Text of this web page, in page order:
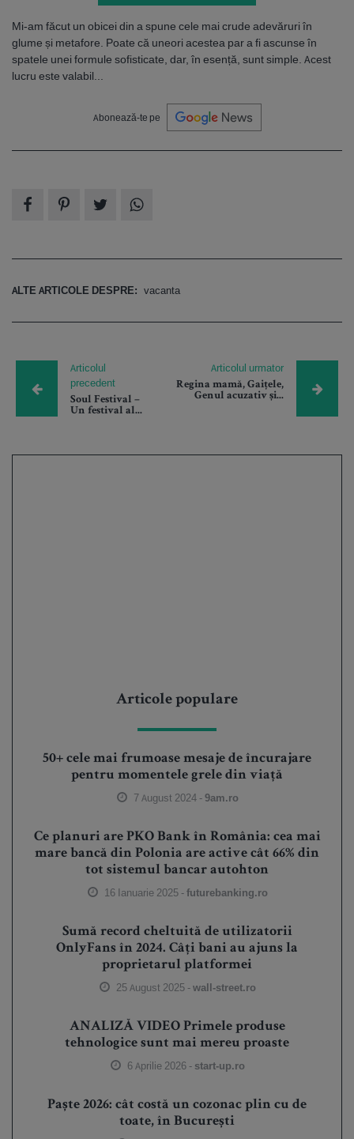
Mi-am făcut un obicei din a spune cele mai crude adevăruri în
glume și metafore. Poate că uneori acestea par a fi ascunse în
spatele unei formule sofisticate, dar, în esență, sunt simple. Acest
lucru este valabil...
Abonează-te pe
ALTE ARTICOLE DESPRE: vacanta
Articolul
precedent
Soul Festival –
Un festival al...
Articolul urmator
Regina mamă, Gaițele,
Genul acuzativ și...
Articole populare
50+ cele mai frumoase mesaje de încurajare
pentru momentele grele din viață
7 August 2024 -9am.ro
Ce planuri are PKO Bank în România: cea mai
mare bancă din Polonia are active cât 66% din
tot sistemul bancar autohton
16 Ianuarie 2025 -futurebanking.ro
Sumă record cheltuită de utilizatorii
OnlyFans în 2024. Câți bani au ajuns la
proprietarul platformei
25 August 2025 -wall-street.ro
ANALIZĂ VIDEO Primele produse
tehnologice sunt mai mereu proaste
6 Aprilie 2026 - start-up.ro
Paște 2026: cât costă un cozonac plin cu de
toate, în București